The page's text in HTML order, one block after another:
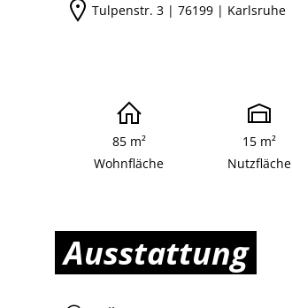
Tulpenstr. 3 | 76199 | Karlsruhe
85 m²
Wohnfläche
15 m²
Nutzfläche
Ausstattung